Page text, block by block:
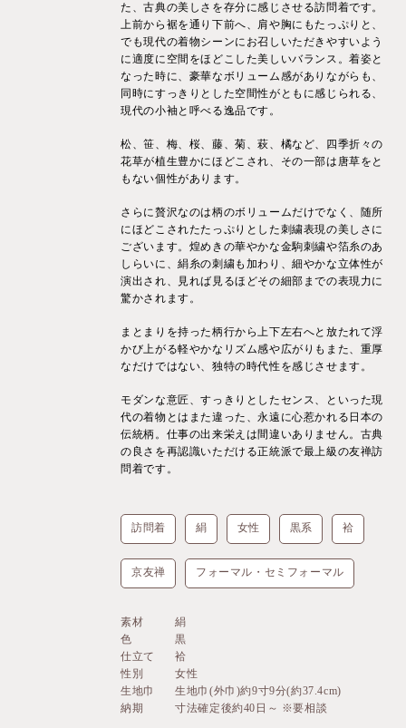
た、古典の美しさを存分に感じさせる訪問着です。
上前から裾を通り下前へ、肩や胸にもたっぷりと、
でも現代の着物シーンにお召しいただきやすいよう
に適度に空間をほどこした美しいバランス。着姿と
なった時に、豪華なボリューム感がありながらも、
同時にすっきりとした空間性がともに感じられる、
現代の小袖と呼べる逸品です。
松、笹、梅、桜、藤、菊、萩、橘など、四季折々の
花草が植生豊かにほどこされ、その一部は唐草をと
もない個性があります。
さらに贅沢なのは柄のボリュームだけでなく、随所
にほどこされたたっぷりとした刺繍表現の美しさに
ございます。煌めきの華やかな金駒刺繍や箔糸のあ
しらいに、絹糸の刺繍も加わり、細やかな立体性が
演出され、見れば見るほどその細部までの表現力に
驚かされます。
まとまりを持った柄行から上下左右へと放たれて浮
かび上がる軽やかなリズム感や広がりもまた、重厚
なだけではない、独特の時代性を感じさせます。
モダンな意匠、すっきりとしたセンス、といった現
代の着物とはまた違った、永遠に心惹かれる日本の
伝統柄。仕事の出来栄えは間違いありません。古典
の良さを再認識いただける正統派で最上級の友禅訪
問着です。
訪問着 絹 女性 黒系 袷
京友禅 フォーマル・セミフォーマル
素材
絹
色
黒
仕立て
袷
性別
女性
生地巾
生地巾(外巾)約9寸9分(約37.4cm)
納期
寸法確定後約40日～ ※要相談